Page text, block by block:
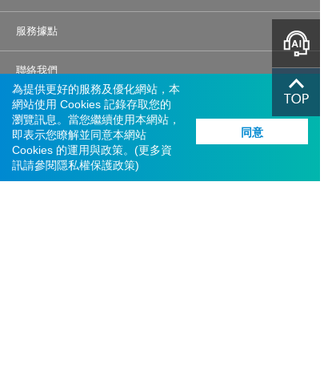
智能客服
服務據點
聯絡我們
機構投資人盡職治理
交易系統異常應變措施
為提供更好的服務及優化網站，本
網站使用 Cookies 記錄存取您的
瀏覽訊息。當您繼續使用本網站，
即表示您瞭解並同意本網站
Cookies 的運用與政策。(更多資
訊請參閱隱私權保護政策)
同意